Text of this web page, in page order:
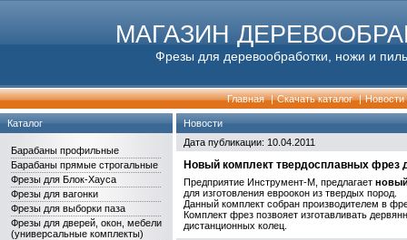
МАГАЗИН
Фрезы для деревообработки, ножи и
Главная | Скачать каталог | Новости
Каталог
Барабаны профильные
Барабаны прямые строгальные
Фрезы для Блок-Хауса
Фрезы для вагонки
Фрезы для выборки паза
Фрезы для дверей, окон, мебели
(универсальные комплекты)
Новости
Дата публикации: 10.04.2011
Новый комплект твердосплавных фрез
Предприятие Инструмент-М, предлагает
для изготовления евроокон из твердых пород.
Данный комплект собран производителем в
Комплект фрез позвояет изготавливать
дистанционных колец.